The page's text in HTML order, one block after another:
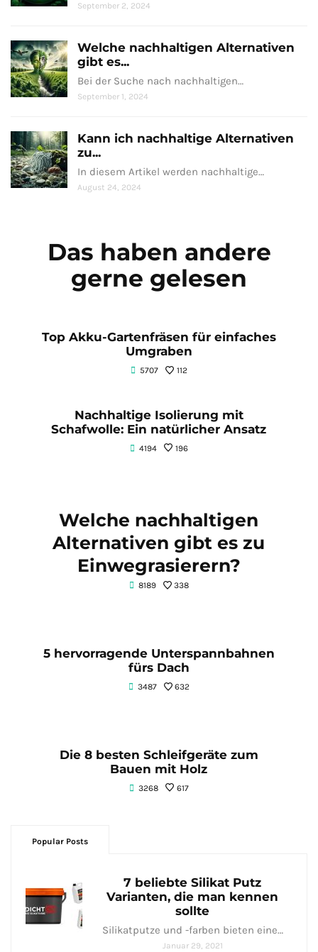
September 2, 2024
Welche nachhaltigen Alternativen
gibt es...
Bei der Suche nach nachhaltigen…
September 1, 2024
Kann ich nachhaltige Alternativen
zu...
In diesem Artikel werden nachhaltige…
August 24, 2024
Das haben andere
gerne gelesen
Top Akku-Gartenfräsen für einfaches
Umgraben
5707 112
Nachhaltige Isolierung mit
Schafwolle: Ein natürlicher Ansatz
4194 196
Welche nachhaltigen
Alternativen gibt es zu
Einwegrasierern?
8189 338
5 hervorragende Unterspannbahnen
fürs Dach
3487 632
Die 8 besten Schleifgeräte zum
Bauen mit Holz
3268 617
Popular Posts
7 beliebte Silikat Putz
Varianten, die man kennen
sollte
Silikatputze und -farben bieten eine…
Januar 29, 2021